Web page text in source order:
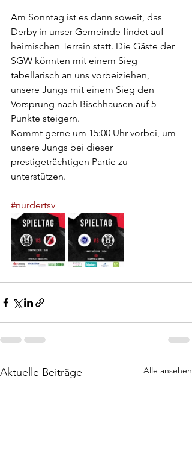
Am Sonntag ist es dann soweit, das
Derby in unser Gemeinde findet auf
heimischen Terrain statt. Die Gäste der
SGW könnten mit einem Sieg
tabellarisch an uns vorbeiziehen,
unsere Jungs mit einem Sieg den
Vorsprung nach Bischhausen auf 5
Punkte steigern.
Kommt gerne um 15:00 Uhr vorbei, um
unsere Jungs bei dieser
prestigeträchtigen Partie zu
unterstützen.
#nurdertsv
Aktuelle Beiträge Alle ansehen